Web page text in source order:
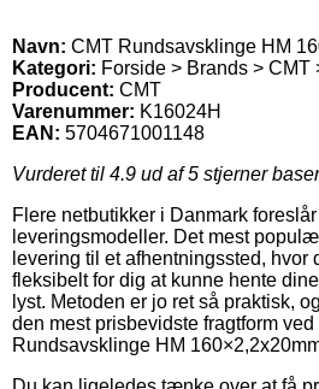
Navn: CMT Rundsavsklinge HM
Kategori: Forside > Brands >
Producent: CMT
Varenummer: K16024H
EAN: 5704671001148
Vurderet til 4.9 ud af 5 stjerner
Flere netbutikker i Danmark
leveringsmodeller. Det mest
levering til et afhentningssted, hvor
fleksibelt for dig at kunne hente
lyst. Metoden er jo ret så praktisk,
den mest prisbevidste fragtform
Rundsavsklinge HM